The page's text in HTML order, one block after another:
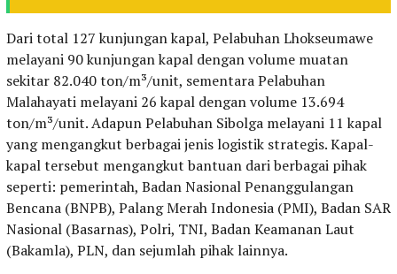
Dari total 127 kunjungan kapal, Pelabuhan Lhokseumawe
melayani 90 kunjungan kapal dengan volume muatan
sekitar 82.040 ton/m³/unit, sementara Pelabuhan
Malahayati melayani 26 kapal dengan volume 13.694
ton/m³/unit. Adapun Pelabuhan Sibolga melayani 11 kapal
yang mengangkut berbagai jenis logistik strategis. Kapal-
kapal tersebut mengangkut bantuan dari berbagai pihak
seperti: pemerintah, Badan Nasional Penanggulangan
Bencana (BNPB), Palang Merah Indonesia (PMI), Badan SAR
Nasional (Basarnas), Polri, TNI, Badan Keamanan Laut
(Bakamla), PLN, dan sejumlah pihak lainnya.